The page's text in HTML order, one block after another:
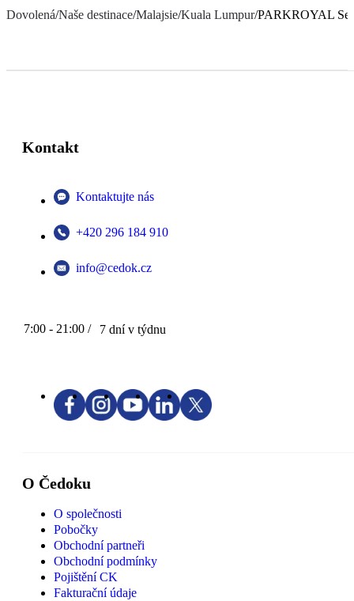
Dovolená/Naše destinace/Malajsie/Kuala Lumpur/PARKROYAL
Kontakt
Kontaktujte nás
+420 296 184 910
info@cedok.cz
7:00 - 21:00 / 7 dní v týdnu
O Čedoku
O společnosti
Pobočky
Obchodní partneři
Obchodní podmínky
Pojištění CK
Fakturační údaje